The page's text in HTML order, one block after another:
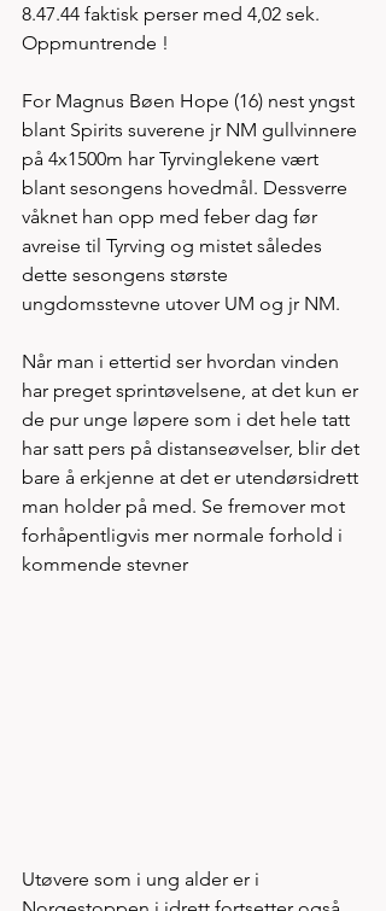
8.47.44 faktisk perser med 4,02 sek.
Oppmuntrende !
For Magnus Bøen Hope (16) nest yngst
blant Spirits suverene jr NM gullvinnere
på 4x1500m har Tyrvinglekene vært
blant sesongens hovedmål. Dessverre
våknet han opp med feber dag før
avreise til Tyrving og mistet således
dette sesongens største
ungdomsstevne utover UM og jr NM.
Når man i ettertid ser hvordan vinden
har preget sprintøvelsene, at det kun er
de pur unge løpere som i det hele tatt
har satt pers på distanseøvelser, blir det
bare å erkjenne at det er utendørsidrett
man holder på med. Se fremover mot
forhåpentligvis mer normale forhold i
kommende stevner
Utøvere som i ung alder er i